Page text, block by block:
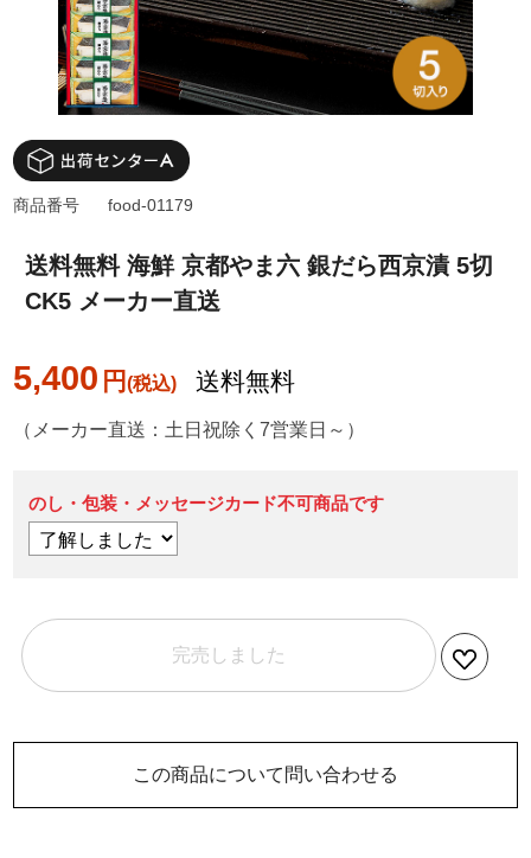
送料無料 海鮮 京都やま六 銀だら西京漬 5切
CK5 メーカー直送
5,400 円 送料無料
商品番号 food-01179
（メーカー直送：土日祝除く7営業日～）
のし・包装・メッセージカード不可商品です
完売しました
この商品について問い合わせる